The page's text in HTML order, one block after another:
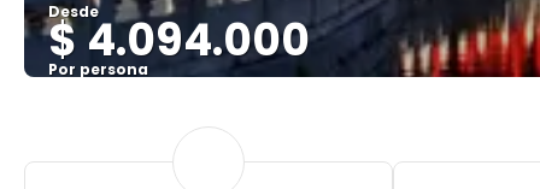
Desde
$ 4.094.000
Por persona